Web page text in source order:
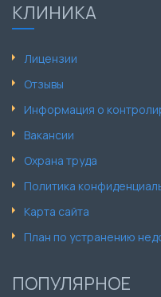
КЛИНИКА
Лицензии
Отзывы
Информация о
Вакансии
Охрана труда
Политика
Карта сайта
План по устранению
ПОПУЛЯРНОЕ